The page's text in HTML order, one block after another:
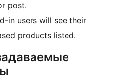
post.
in users will see their
products listed.